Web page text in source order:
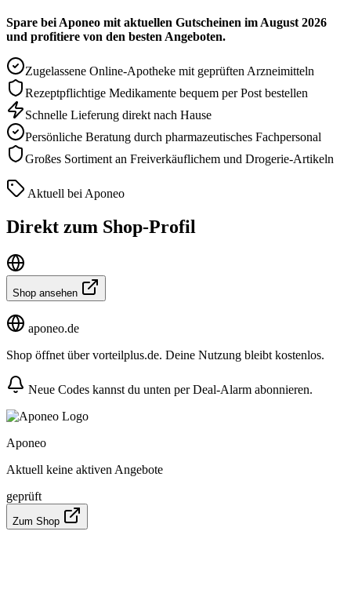
Spare bei Aponeo mit aktuellen Gutscheinen im August 2026
und profitiere von den besten Angeboten.
Zugelassene Online-Apotheke mit geprüften Arzneimitteln
Rezeptpflichtige Medikamente bequem per Post bestellen
Schnelle Lieferung direkt nach Hause
Persönliche Beratung durch pharmazeutisches Fachpersonal
Großes Sortiment an Freiverkäuflichem und Drogerie-Artikeln
Aktuell bei Aponeo
Direkt zum Shop-Profil
Shop ansehen
aponeo.de
Shop öffnet über vorteilplus.de. Deine Nutzung bleibt kostenlos.
Neue Codes kannst du unten per Deal-Alarm abonnieren.
Aponeo
Aktuell keine aktiven Angebote
geprüft
Zum Shop